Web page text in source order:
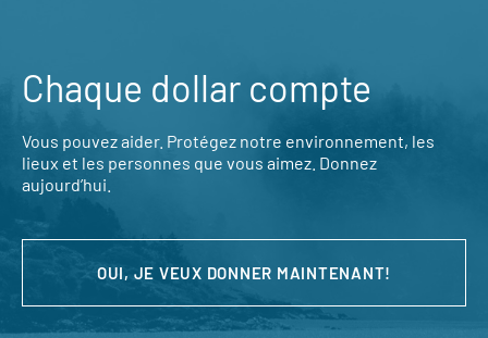
Chaque dollar compte
Vous pouvez aider. Protégez notre environnement, les
lieux et les personnes que vous aimez. Donnez
aujourd’hui.
OUI, JE VEUX DONNER MAINTENANT!